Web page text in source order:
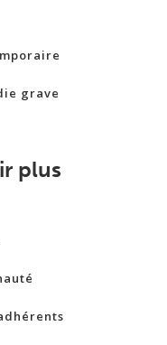
grave
plus